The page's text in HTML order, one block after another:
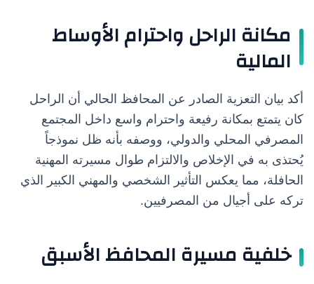
مكانة الراحل واحترام الأوساط
المالية
أكد بيان التعزية الصادر عن المحافظ الحالي أن الراحل
كان يتمتع بمكانة رفيعة واحترام واسع داخل المجتمع
المصرفي المحلي والدولي، ووصفه بأنه ظل نموذجاً
يُحتذى به في الإخلاص والالتزام طوال مسيرته المهنية
الحافلة، مما يعكس التأثير الشخصي والمهني الكبير الذي
تركه على أجيال من المصرفيين.
خلفية مسيرة المحافظ الأسبق